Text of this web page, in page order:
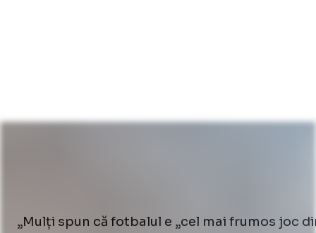
„Mulți spun că fotbalul e „cel mai frumos joc